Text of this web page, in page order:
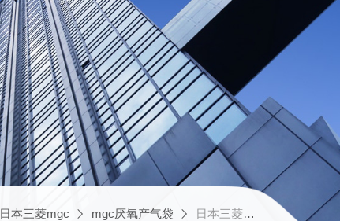
日本三菱mgc mgc厌氧产气袋 日本三菱厌氧产气袋（350ml）C-11